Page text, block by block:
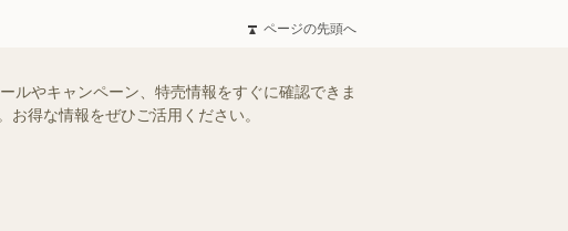
ページの先頭へ
ルやキャンペーン、特売情報をすぐに確認できま
得な情報をぜひご活用ください。